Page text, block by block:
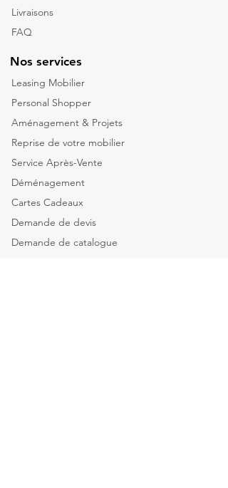
Livraisons
FAQ
Nos services
Leasing Mobilier
Personal Shopper
Aménagement & Projets
Reprise de votre mobilier
Service Après-Vente
Déménagement
Cartes Cadeaux
Demande de devis
Demande de catalogue